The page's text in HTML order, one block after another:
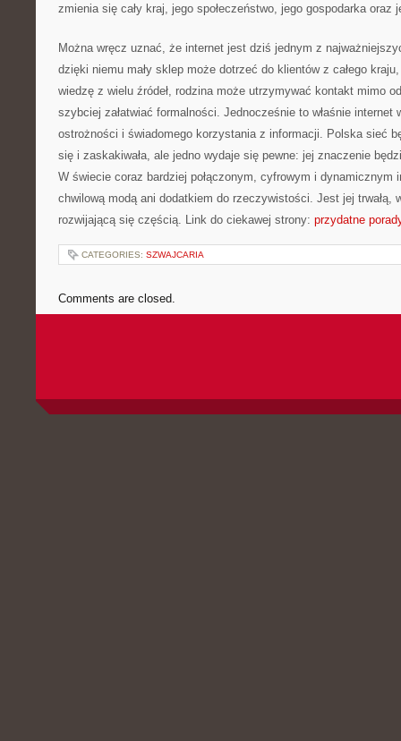
zmienia się cały kraj, jego społeczeństwo, jego gospodarka oraz
Można wręcz uznać, że internet jest dziś jednym z
dzięki niemu mały sklep może dotrzeć do klientów z całego
wiedzę z wielu źródeł, rodzina może utrzymywać kontakt mimo
szybciej załatwiać formalności. Jednocześnie to właśnie internet
ostrożności i świadomego korzystania z informacji. Polska sieć
się i zaskakiwała, ale jedno wydaje się pewne: jej znaczenie
W świecie coraz bardziej połączonym, cyfrowym i dynamicznym
chwilową modą ani dodatkiem do rzeczywistości. Jest jej trwałą,
rozwijającą się częścią. Link do ciekawej strony: przydatne
CATEGORIES: SZWAJCARIA
Comments are closed.